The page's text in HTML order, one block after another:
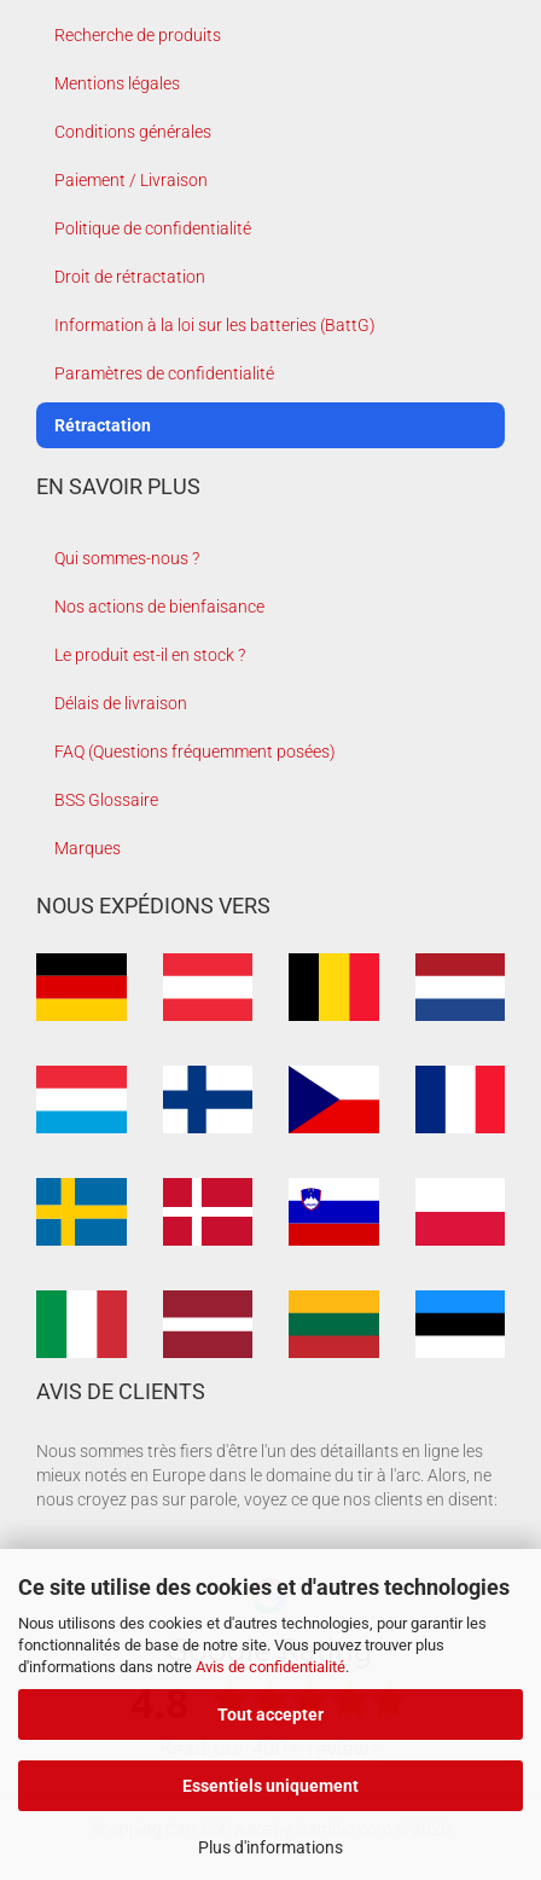
Ce site utilise des cookies et d'autres technologies
Nous utilisons des cookies et d'autres technologies, pour garantir les
fonctionnalités de base de notre site. Vous pouvez trouver plus
d'informations dans notre Avis de confidentialité.
Tout accepter
Essentiels uniquement
Plus d'informations
Recherche de produits
Mentions légales
Conditions générales
Paiement / Livraison
Politique de confidentialité
Droit de rétractation
Information à la loi sur les batteries (BattG)
Paramètres de confidentialité
Rétractation
EN SAVOIR PLUS
Qui sommes-nous ?
Nos actions de bienfaisance
Le produit est-il en stock ?
Délais de livraison
FAQ (Questions fréquemment posées)
BSS Glossaire
Marques
NOUS EXPÉDIONS VERS
AVIS DE CLIENTS
Nous sommes très fiers d'être l'un des détaillants en ligne les
mieux notés en Europe dans le domaine du tir à l'arc. Alors, ne
nous croyez pas sur parole, voyez ce que nos clients en disent: